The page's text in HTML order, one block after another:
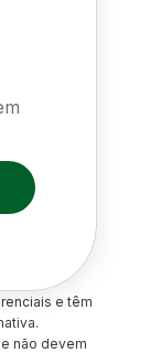
e têm
não devem